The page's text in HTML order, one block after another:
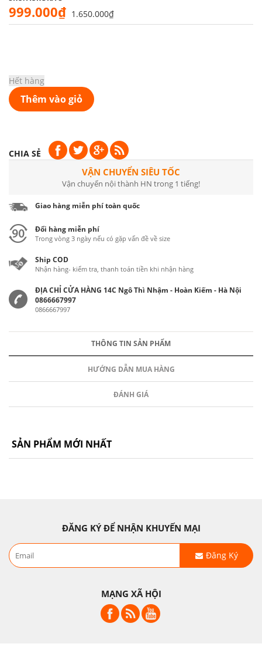
999.000₫ 1.650.000₫
Hết hàng
Thêm vào giỏ
CHIA SẺ
VẬN CHUYỂN SIÊU TỐC
Vận chuyển nội thành HN trong 1 tiếng!
Giao hàng miễn phí toàn quốc
Đổi hàng miễn phí
Trong vòng 3 ngày nếu có gặp vấn đề về size
Ship COD
Nhận hàng- kiểm tra, thanh toán tiền khi nhận hàng
ĐỊA CHỈ CỬA HÀNG 14C Ngô Thì Nhậm - Hoàn Kiếm - Hà Nội
0866667997
0866667997
THÔNG TIN SẢN PHẨM
HƯỚNG DẪN MUA HÀNG
ĐÁNH GIÁ
SẢN PHẨM MỚI NHẤT
ĐĂNG KÝ ĐỂ NHẬN KHUYẾN MẠI
Đăng Ký
MẠNG XÃ HỘI